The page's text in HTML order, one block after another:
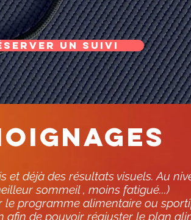
UN SUIVI
et déjà des résultats visuels. Au
sommeil , moins fatigué...)
le programme alimentaire ou
afin de pouvoir réajuster le plan